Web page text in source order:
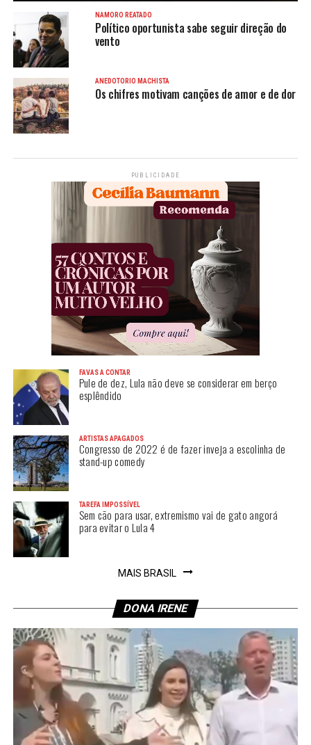
NAMORO REATADO
Político oportunista sabe seguir direção do
vento
ANEDOTÓRIO MACHISTA
Os chifres motivam canções de amor e de dor
PUBLICIDADE
FAVAS A CONTAR
Pule de dez, Lula não deve se considerar em berço
esplêndido
ARTISTAS APAGADOS
Congresso de 2022 é de fazer inveja a escolinha de
stand-up comedy
TAREFA IMPOSSÍVEL
Sem cão para usar, extremismo vai de gato angorá
para evitar o Lula 4
MAIS BRASIL
DONA IRENE